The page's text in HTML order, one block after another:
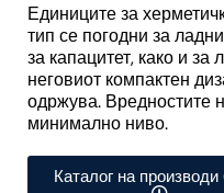
Единиците за
тип се погодни за
за капацитет, како и
неговиот компактен
одржува. Вредностите
минимално ниво.
Каталог на производи